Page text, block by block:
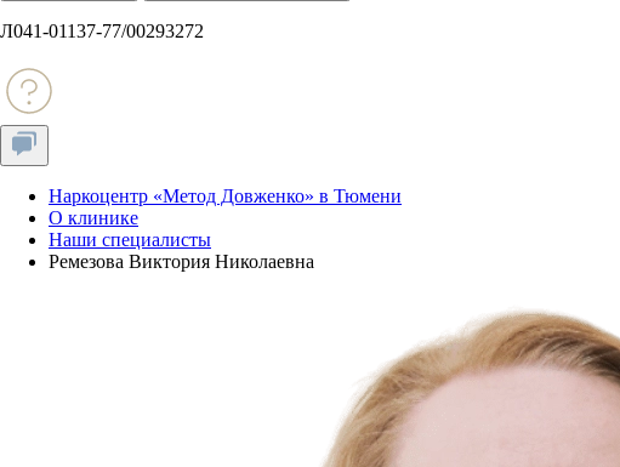
Л041-01137-77/00293272
Наркоцентр «Метод Довженко» в Тюмени
О клинике
Наши специалисты
Ремезова Виктория Николаевна